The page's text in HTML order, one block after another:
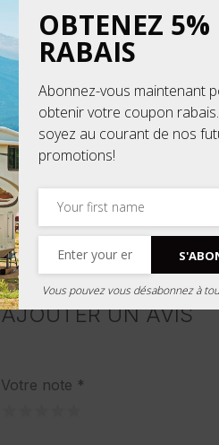
AJOUTER UN AVIS
Votre note *
OBTENEZ 5%
RABAIS
Abonnez-vous maintenant
obtenir votre coupon
soyez au courant de nos
promotions!
Vous pouvez vous désabonnez à